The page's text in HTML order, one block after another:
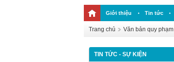
Giới thiệu Tin tức
Trang chủ Văn bản quy phạm
TIN TỨC - SỰ KIỆN